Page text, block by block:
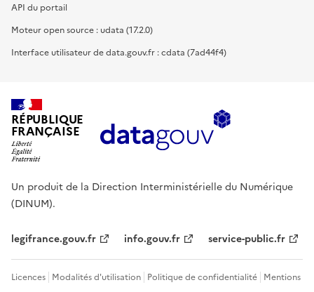
API du portail
Moteur open source : udata (17.2.0)
Interface utilisateur de data.gouv.fr : cdata (7ad44f4)
RÉPUBLIQUE
FRANÇAISE
Un produit de la Direction Interministérielle du Numérique
(DINUM).
legifrance.gouv.fr info.gouv.fr service-public.fr
Licences Modalités d'utilisation Politique de confidentialité Mentions